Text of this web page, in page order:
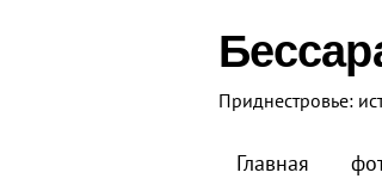
Приднестровье:
Главная